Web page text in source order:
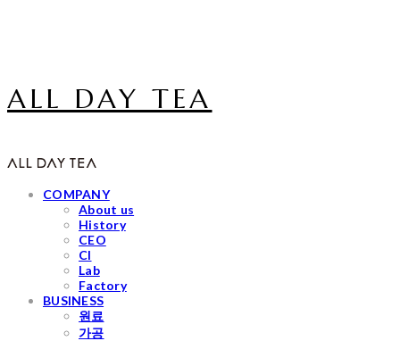
ALL DAY TEA
COMPANY
About us
History
CEO
CI
Lab
Factory
BUSINESS
원료
가공